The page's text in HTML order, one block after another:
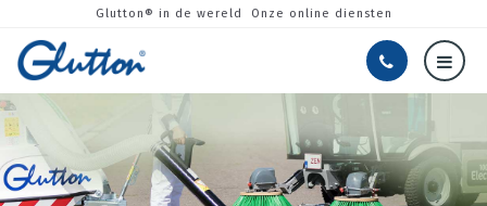
Glutton® in de wereld Onze online diensten